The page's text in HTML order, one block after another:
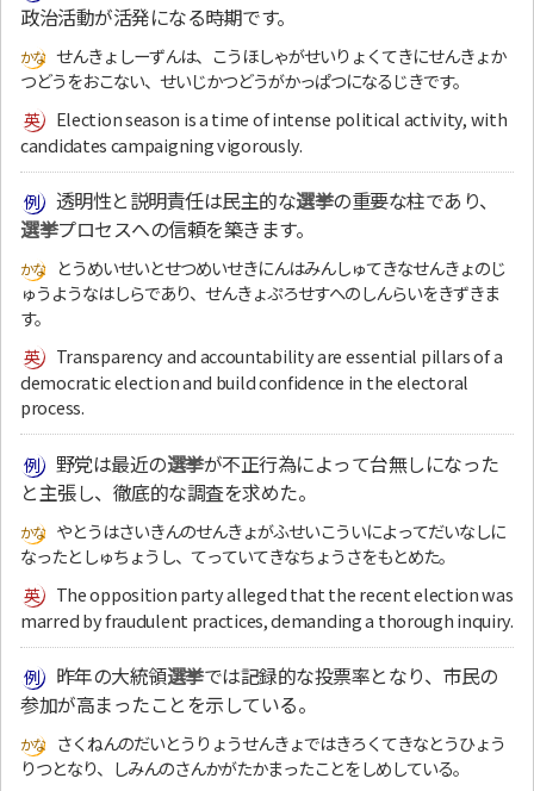
政治活動が活発になる時期です。
せんきょしーずんは、こうほしゃがせいりょくてきにせんきょか
つどうをおこない、せいじかつどうがかっぱつになるじきです。
Election season is a time of intense political activity, with
candidates campaigning vigorously.
透明性と説明責任は民主的な選挙の重要な柱であり、
選挙プロセスへの信頼を築きます。
とうめいせいとせつめいせきにんはみんしゅてきなせんきょのじ
ゅうようなはしらであり、せんきょぷろせすへのしんらいをきずきま
す。
Transparency and accountability are essential pillars of a
democratic election and build confidence in the electoral
process.
野党は最近の選挙が不正行為によって台無しになった
と主張し、徹底的な調査を求めた。
やとうはさいきんのせんきょがふせいこういによってだいなしに
なったとしゅちょうし、てっていてきなちょうさをもとめた。
The opposition party alleged that the recent election was
marred by fraudulent practices, demanding a thorough inquiry.
昨年の大統領選挙では記録的な投票率となり、市民の
参加が高まったことを示している。
さくねんのだいとうりょうせんきょではきろくてきなとうひょう
りつとなり、しみんのさんかがたかまったことをしめしている。